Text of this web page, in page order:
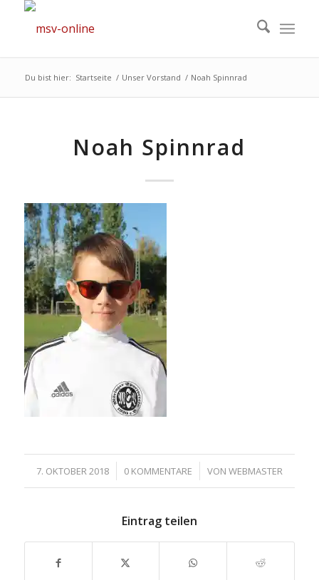
Du bist hier: Startseite / Unser Vorstand / Noah Spinnrad
Noah Spinnrad
7. OKTOBER 2018
/ 0 KOMMENTARE
/ VON WEBMASTER
Eintrag teilen